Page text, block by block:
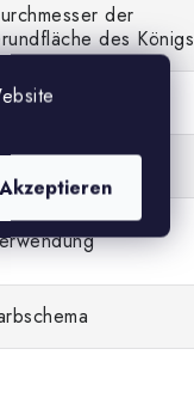
Akzeptieren
der
des Königs
Dame